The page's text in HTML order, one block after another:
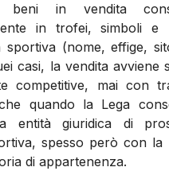
in vendita
in trofei, simboli e
sportiva (nome, effige,
casi, la vendita avviene
competitive, mai con
quando la Lega
entità giuridica di
spesso però con la
di appartenenza.